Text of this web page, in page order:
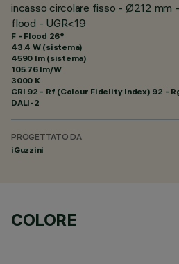
incasso circolare fisso - Ø212 mm
flood - UGR<19
F - Flood 26°
43.4 W (sistema)
4590 lm (sistema)
105.76 lm/W
3000 K
CRI 92 - Rf (Colour Fidelity Index) 92 -
DALI-2
PROGETTATO DA
iGuzzini
COLORE